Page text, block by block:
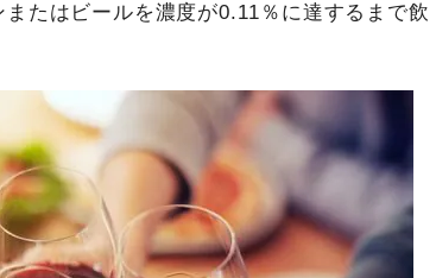
たはビールを濃度が0.11％に達するまで飲